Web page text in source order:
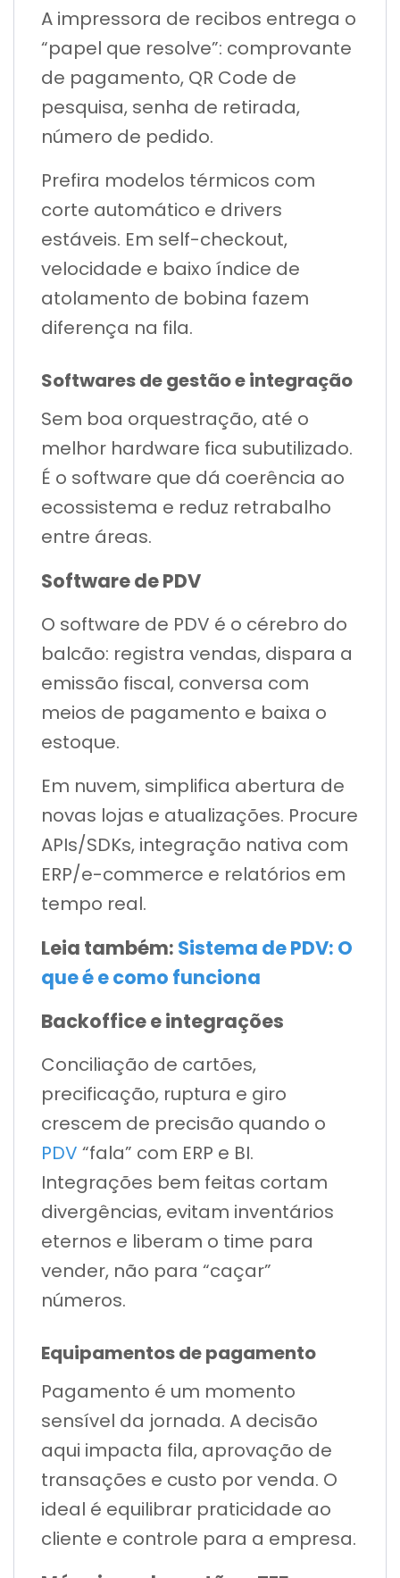
A impressora de recibos entrega o
“papel que resolve”: comprovante
de pagamento, QR Code de
pesquisa, senha de retirada,
número de pedido.
Prefira modelos térmicos com
corte automático e drivers
estáveis. Em self-checkout,
velocidade e baixo índice de
atolamento de bobina fazem
diferença na fila.
Softwares de gestão e integração
Sem boa orquestração, até o
melhor hardware fica subutilizado.
É o software que dá coerência ao
ecossistema e reduz retrabalho
entre áreas.
Software de PDV
O software de PDV é o cérebro do
balcão: registra vendas, dispara a
emissão fiscal, conversa com
meios de pagamento e baixa o
estoque.
Em nuvem, simplifica abertura de
novas lojas e atualizações. Procure
APIs/SDKs, integração nativa com
ERP/e-commerce e relatórios em
tempo real.
Leia também: Sistema de PDV: O
que é e como funciona
Backoffice e integrações
Conciliação de cartões,
precificação, ruptura e giro
crescem de precisão quando o
PDV “fala” com ERP e BI.
Integrações bem feitas cortam
divergências, evitam inventários
eternos e liberam o time para
vender, não para “caçar”
números.
Equipamentos de pagamento
Pagamento é um momento
sensível da jornada. A decisão
aqui impacta fila, aprovação de
transações e custo por venda. O
ideal é equilibrar praticidade ao
cliente e controle para a empresa.